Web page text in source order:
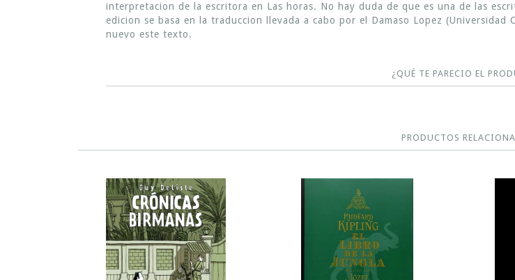
interpretacion de la escritora en Las horas. No hay duda de que es una de las
edicion se basa en la traduccion llevada a cabo por el Damaso Lopez
nuevo este texto.
¿QUÉ TE PARECIO EL
PRODUCTOS